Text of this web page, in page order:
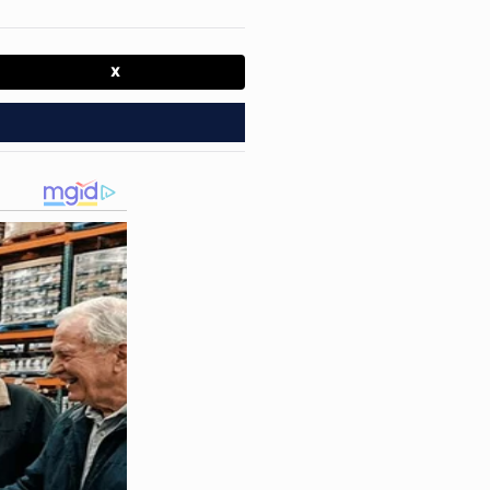
em flagrante por
causando um
das4h desta segunda-
Técnica (DPT)
de três dias
e aos familiares
X